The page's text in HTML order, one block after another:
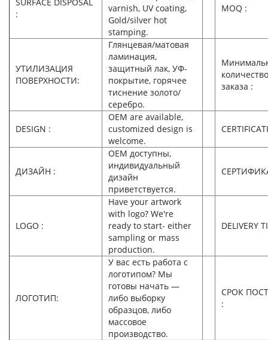
:
varnish, UV coating,
Gold/silver hot
stamping.
MOQ :
УТИЛИЗАЦИЯ
ПОВЕРХНОСТИ:
Глянцевая/матовая
ламинация,
защитный лак, УФ-
покрытие, горячее
тиснение золото/
серебро.
количество
заказа :
DESIGN :
OEM are available,
customized design is
welcome.
ДИЗАЙН :
OEM доступны,
индивидуальный
дизайн
приветствуется.
LOGO :
Have your artwork
with logo? We're
ready to start- either
sampling or mass
production.
DELIVERY
ЛОГОТИП:
У вас есть работа с
логотипом? Мы
готовы начать —
либо выборку
образцов, либо
массовое
производство.
СРОК
: